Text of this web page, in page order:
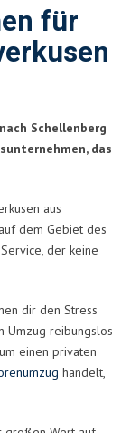
für
Schellenberg
das
aus
dem Gebiet des
der keine
dir den Stress
Umzug reibungslos
einen privaten
handelt,